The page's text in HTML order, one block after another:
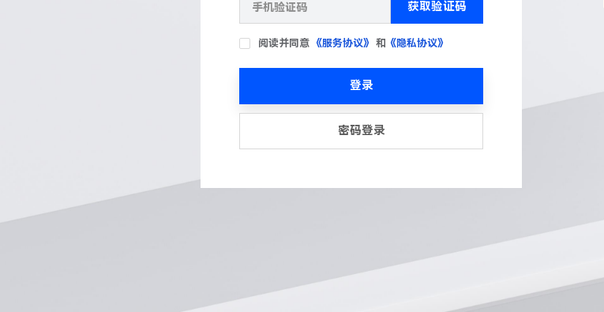
获取验证码
阅读并同意 《服务协议》 和 《隐私协议》
登录
密码登录